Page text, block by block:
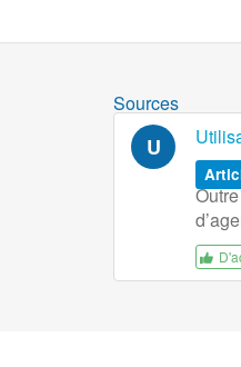
Sources
U